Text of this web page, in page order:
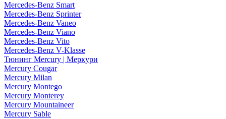
Mercedes-Benz Smart
Mercedes-Benz Sprinter
Mercedes-Benz Vaneo
Mercedes-Benz Viano
Mercedes-Benz Vito
Mercedes-Benz V-Klasse
Тюнинг Mercury | Меркури
Mercury Cougar
Mercury Milan
Mercury Montego
Mercury Monterey
Mercury Mountaineer
Mercury Sable